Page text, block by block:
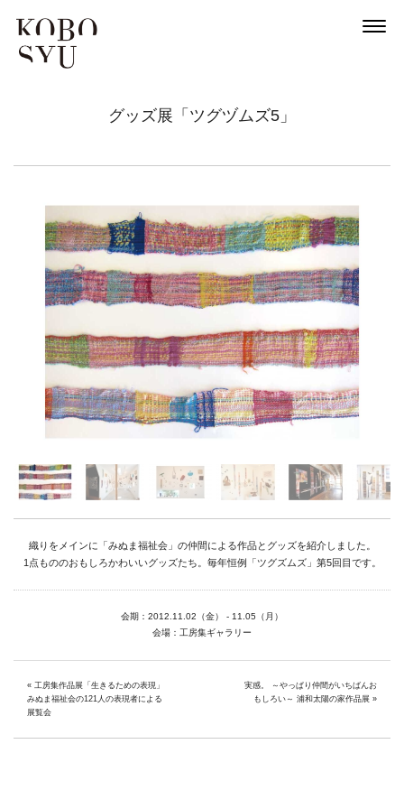
Artists
Exhibitions
Projects
Goods
Media
Link
Facebook
Youtube
南関東・甲信障害者
アートサポートセンター
社会福祉法人みぬま福祉会
グッズ展「ツグヅムズ5」
織りをメインに「みぬま福祉会」の仲間による作品とグッズを紹介しました。
1点もののおもしろかわいいグッズたち。毎年恒例「ツグズムズ」第5回目です。
会期：2012.11.02（金） - 11.05（月）
会場：工房集ギャラリー
« 工房集作品展「生きるための表現」
みぬま福祉会の121人の表現者による
展覧会
実感。 ～やっぱり仲間がいちばんお
もしろい～ 浦和太陽の家作品展 »